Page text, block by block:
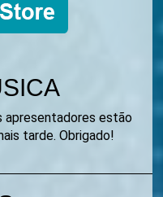
apresentadores estão
tarde. Obrigado!